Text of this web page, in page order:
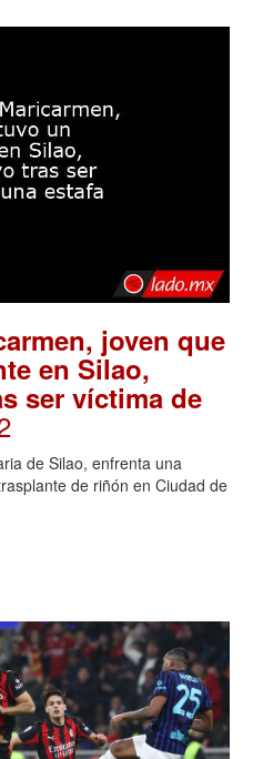
joven que
en Silao,
ser víctima de
de Silao, enfrenta una
de riñón en Ciudad de